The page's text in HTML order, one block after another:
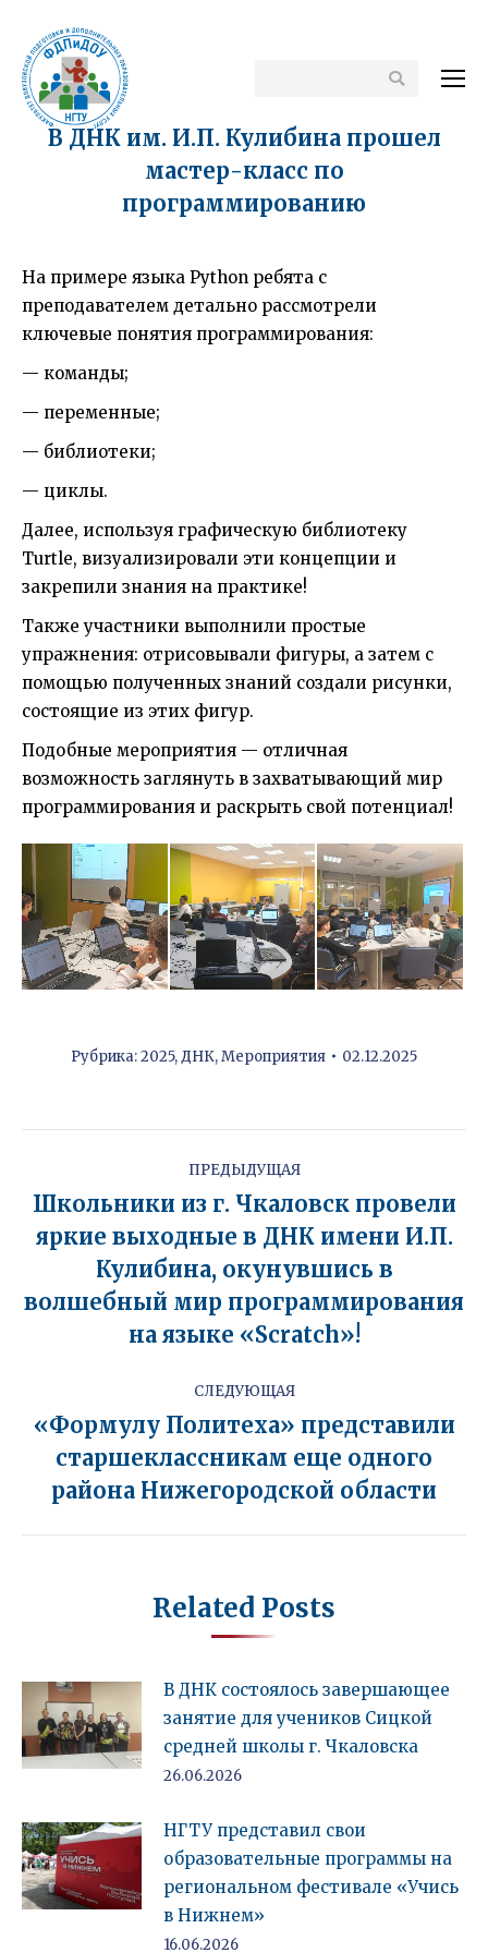
В ДНК им. И.П. Кулибина прошел
мастер-класс по
программированию
На примере языка Python ребята с
преподавателем детально рассмотрели
ключевые понятия программирования:
— команды;
— переменные;
— библиотеки;
— циклы.
Далее, используя графическую библиотеку
Turtle, визуализировали эти концепции и
закрепили знания на практике!
Также участники выполнили простые
упражнения: отрисовывали фигуры, а затем с
помощью полученных знаний создали рисунки,
состоящие из этих фигур.
Подобные мероприятия — отличная
возможность заглянуть в захватывающий мир
программирования и раскрыть свой потенциал!
Рубрика:2025,ДНК,Мероприятия 02.12.2025
Навигация
записям
ПРЕДЫДУЩАЯ
Предыдущая
запись:
Школьники из г. Чкаловск провели
яркие выходные в ДНК имени И.П.
Кулибина, окунувшись в
волшебный мир программирования
на языке «Scratch»!
СЛЕДУЮЩАЯ
Следующая
запись:
«Формулу Политеха» представили
старшеклассникам еще одного
района Нижегородской области
Related Posts
В ДНК состоялось завершающее
занятие для учеников Сицкой
средней школы г. Чкаловска
26.06.2026
НГТУ представил свои
образовательные программы на
региональном фестивале «Учись
в Нижнем»
16.06.2026